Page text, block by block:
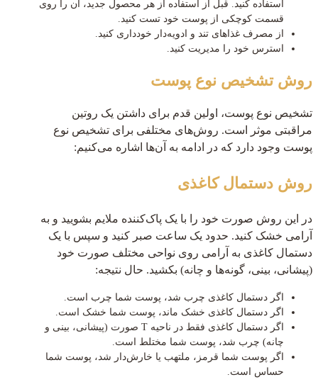
استفاده کنید. قبل از استفاده از هر محصول جدید، آن را روی
قسمت کوچکی از پوست خود تست کنید.
از مصرف غذاهای تند و ادویه‌دار خودداری کنید.
استرس خود را مدیریت کنید.
روش تشخیص نوع پوست
تشخیص نوع پوست، اولین قدم برای داشتن یک روتین
مراقبتی موثر است. روش‌های مختلفی برای تشخیص نوع
پوست وجود دارد که در ادامه به آن‌ها اشاره می‌کنیم:
روش دستمال کاغذی
در این روش صورت خود را با یک پاک‌کننده ملایم بشویید و به
آرامی خشک کنید. حدود یک ساعت صبر کنید و سپس با یک
دستمال کاغذی به آرامی روی نواحی مختلف صورت خود
(پیشانی، بینی، گونه‌ها و چانه) بکشید. حال نتیجه:
اگر دستمال کاغذی چرب شد، پوست شما چرب است.
اگر دستمال کاغذی خشک ماند، پوست شما خشک است.
اگر دستمال کاغذی فقط در ناحیه T صورت (پیشانی، بینی و
چانه) چرب شد، پوست شما مختلط است.
اگر پوست شما قرمز، ملتهب یا خارش‌دار شد، پوست شما
حساس است.